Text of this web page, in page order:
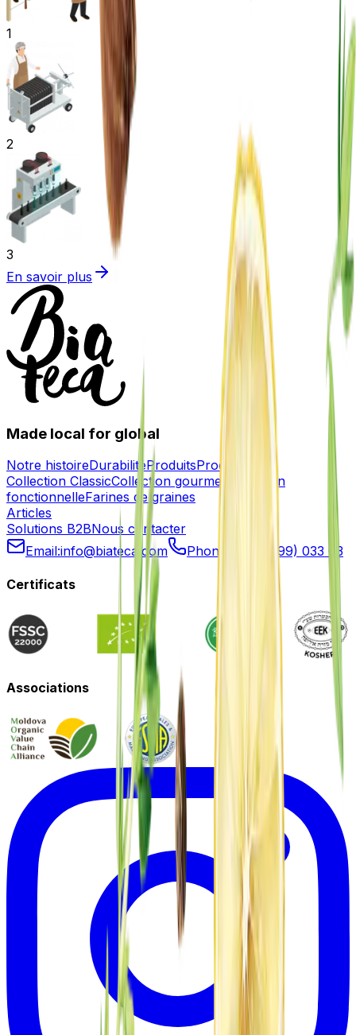
1
2
3
En savoir plus
Made local for global
Notre histoireDurabilitéProduitsProduction
Collection ClassicCollection gourmet
Collection
fonctionnelleFarines de graines
Articles
Solutions B2BNous contacter
Email:info@biateca.com Phone: +373 (799) 033 03
Certificats
Associations